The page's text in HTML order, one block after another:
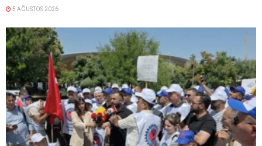
5 AĞUSTOS 2026